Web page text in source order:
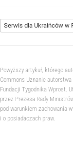
Serwis dla Ukraińców w
Powyższy artykuł, którego
Commons Uznanie
Fundacji Tygodnika Wprost.
przez Prezesa Rady
pod warunkiem zachowania
i o posiadaczach praw.